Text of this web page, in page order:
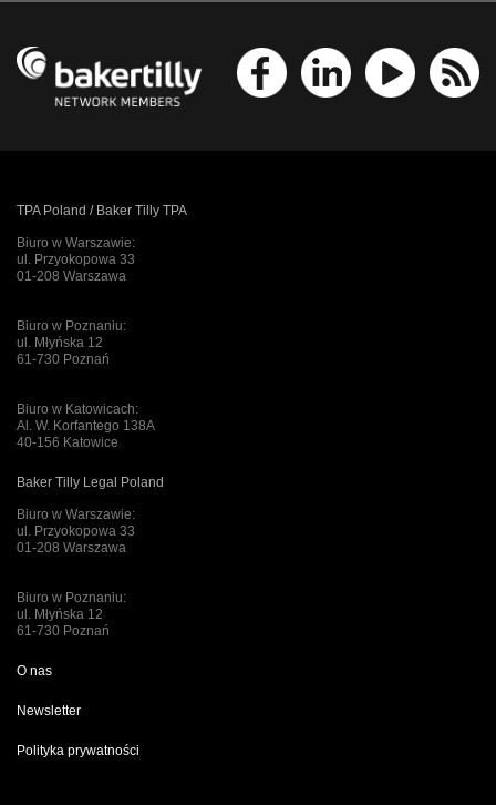
TPA Poland / Baker Tilly TPA
Biuro w Warszawie:
ul. Przyokopowa 33
01-208 Warszawa
Biuro w Poznaniu:
ul. Młyńska 12
61-730 Poznań
Biuro w Katowicach:
Al. W. Korfantego 138A
40-156 Katowice
Baker Tilly Legal Poland
Biuro w Warszawie:
ul. Przyokopowa 33
01-208 Warszawa
Biuro w Poznaniu:
ul. Młyńska 12
61-730 Poznań
O nas
Newsletter
Polityka prywatności